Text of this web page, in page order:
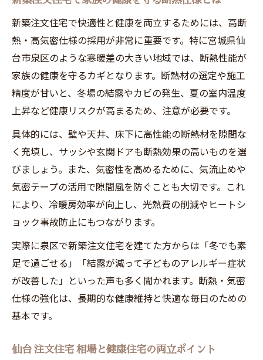
新築注文住宅で快適性と健康を両立するためには、高断
熱・高気密仕様の採用が非常に重要です。特に宮城県仙
台市泉区のような寒暖差の大きい地域では、断熱性能が
家族の健康を守るカギとなります。断熱材の選定や施工
精度が甘いと、冬場の結露やカビの発生、夏の室内温度
上昇など健康リスクが高まるため、注意が必要です。
具体的には、壁や天井、床下に高性能の断熱材を隙間な
く充填し、サッシや玄関ドアも断熱効果の高いものを選
びましょう。また、気密性を高めるために、気流止めや
気密テープの活用で隙間風を防ぐことも大切です。これ
により、冷暖房効率が向上し、光熱費の削減やヒートシ
ョック事故防止にもつながります。
実際に泉区で新築注文住宅を建てた方からは「冬でも素
足で過ごせる」「結露が減って子どものアレルギー症状
が改善した」といった声も多く聞かれます。断熱・気密
仕様の強化は、長期的な健康維持と快適な毎日のための
基本です。
仙台 注文住宅 相場と健康住宅の両立ポイント